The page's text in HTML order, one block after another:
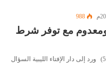
988
ومعدوم مع توفر شرط
بِسْمِ اللهِ الرَّحْمَنِ الرَّحِيمِ رقم الفتوى (5979) ورد إلى دار الإفتاء الليبية السؤال